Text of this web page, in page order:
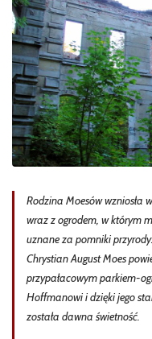
Rodzina Moesów wzniosła
wraz z ogrodem, w którym
uznane za pomniki
Chrystian August Moes
przypałacowym parkiem-
Hoffmanowi i dzięki jego
została dawna świetność.